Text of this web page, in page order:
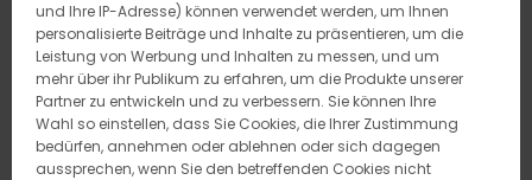
und Ihre IP-Adresse) können verwendet werden, um Ihnen
personalisierte Beiträge und Inhalte zu präsentieren, um die
Leistung von Werbung und Inhalten zu messen, und um
mehr über ihr Publikum zu erfahren, um die Produkte unserer
Partner zu entwickeln und zu verbessern. Sie können Ihre
Wahl so einstellen, dass Sie Cookies, die Ihrer Zustimmung
bedürfen, annehmen oder ablehnen oder sich dagegen
aussprechen, wenn Sie den betreffenden Cookies nicht